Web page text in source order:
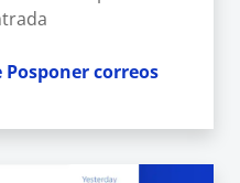
correos